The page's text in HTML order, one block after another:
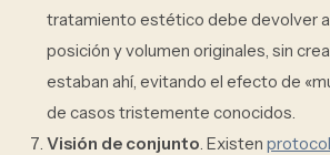
tratamiento estético debe devolver a
posición y volumen originales, sin
estaban ahí, evitando el efecto de
de casos tristemente conocidos.
Visión de conjunto. Existen